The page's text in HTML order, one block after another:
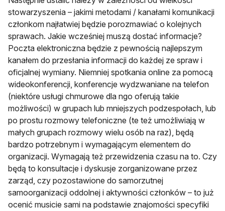
stowarzyszenia – jakimi metodami / kanałami komunikacji
członkom najłatwiej będzie porozmawiać o kolejnych
sprawach. Jakie wcześniej muszą dostać informacje?
Poczta elektroniczna będzie z pewnością najlepszym
kanałem do przesłania informacji do każdej ze spraw i
oficjalnej wymiany. Niemniej spotkania online za pomocą
wideokonferencji, konferencje wydzwaniane na telefon
(niektóre usługi chmurowe dla ngo oferują takie
możliwości) w grupach lub mniejszych podzespołach, lub
po prostu rozmowy telefoniczne (te też umożliwiają w
małych grupach rozmowy wielu osób na raz), będą
bardzo potrzebnym i wymagającym elementem do
organizacji. Wymagają też przewidzenia czasu na to. Czy
będą to konsultacje i dyskusje zorganizowane przez
zarząd, czy pozostawione do samorzutnej
samoorganizacji oddolnej i aktywności członków – to już
ocenić musicie sami na podstawie znajomości specyfiki